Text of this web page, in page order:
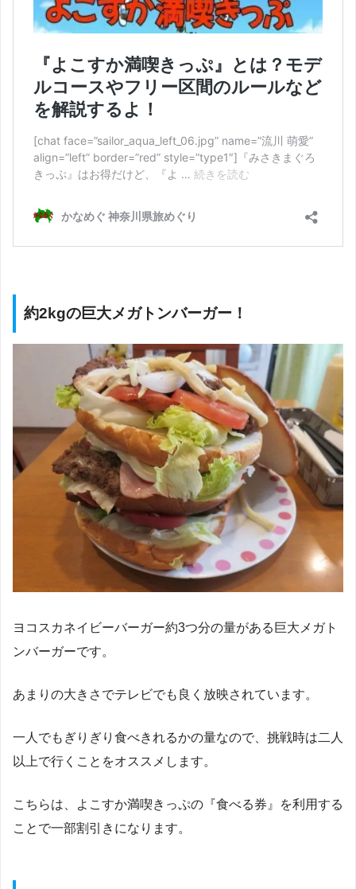
約2kgの巨大メガトンバーガー！
ヨコスカネイビーバーガー約3つ分の量がある巨大メガト
ンバーガーです。
あまりの大きさでテレビでも良く放映されています。
一人でもぎりぎり食べきれるかの量なので、挑戦時は二人
以上で行くことをオススメします。
こちらは、よこすか満喫きっぷの『食べる券』を利用する
ことで一部割引きになります。